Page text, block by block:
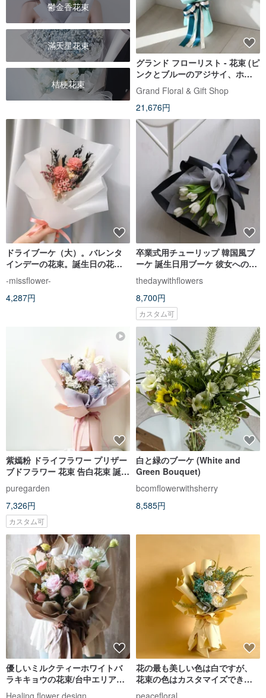
鬱金香花束
滿天星花束
桔梗花束
グランド フローリスト - 花束 (ピ
ンクとブルーのアジサイ、ホワ
イトのアジサイとコルセア)
Grand Floral & Gift Shop
21,676円
ドライブーケ（大）。バレンタ
インデーの花束。誕生日の花
束。プロポーズの花束。卒業式
の花束
-missflower-
4,287円
卒業式用チューリップ 韓国風ブ
ーケ 誕生日用ブーケ 彼女へのプ
レゼント
thedaywithflowers
8,700円
カスタム可
紫嫣粉 ドライフラワー プリザー
ブドフラワー 花束 告白花束 誕生
日プレゼント 母の日 花束 卒業花
束
puregarden
7,326円
カスタム可
白と緑のブーケ (White and
Green Bouquet)
bcomflowerwithsherry
8,585円
優しいミルクティーホワイトバ
ラキキョウの花束/台中エリア限
定
Healing flower design
花の最も美しい色は白ですが、
花束の色はカスタマイズできま
peacefloral